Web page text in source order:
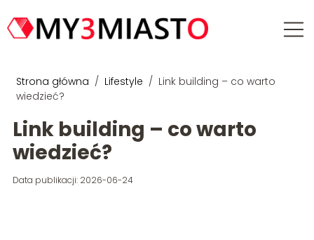
Strona główna / Lifestyle / Link building – co warto
wiedzieć?
Link building – co warto
wiedzieć?
Data publikacji: 2026-06-24